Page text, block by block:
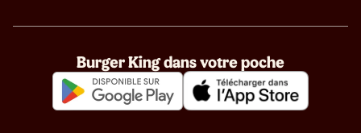
Burger King dans votre poche